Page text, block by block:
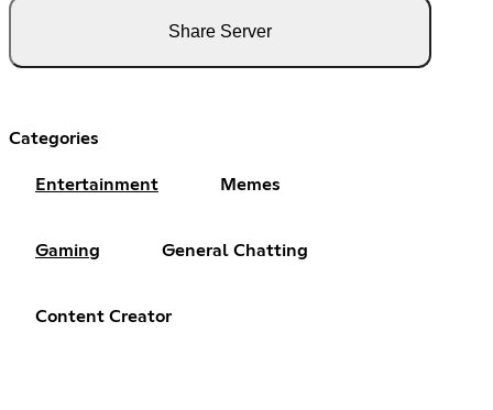
Share Server
Categories
Entertainment Memes
Gaming General Chatting
Content Creator